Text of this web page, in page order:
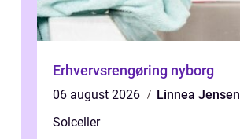
Erhvervsrengøring nyborg
06 august 2026
Linnea Jensen
Solceller